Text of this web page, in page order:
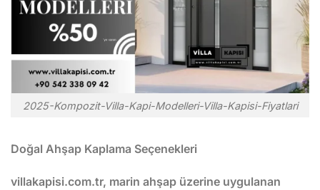
2025-Kompozit-Villa-Kapi-Modelleri-Villa-Kapisi-Fiyatlari
Doğal Ahşap Kaplama Seçenekleri
villakapisi.com.tr, marin ahşap üzerine uygulanan